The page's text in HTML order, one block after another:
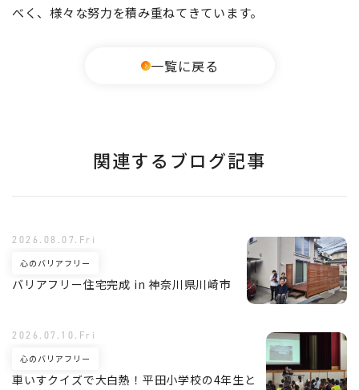
べく、様々な努力を積み重ねてきています。
一覧に戻る
関連するブログ記事
バリアフリー住宅完成 in 神奈川県川崎市
心のバリアフリー
2026.08.07.Fri
車いすクイズで大白熱！平田小学校の4年生と
心のバリアフリー
2026.07.10.Fri